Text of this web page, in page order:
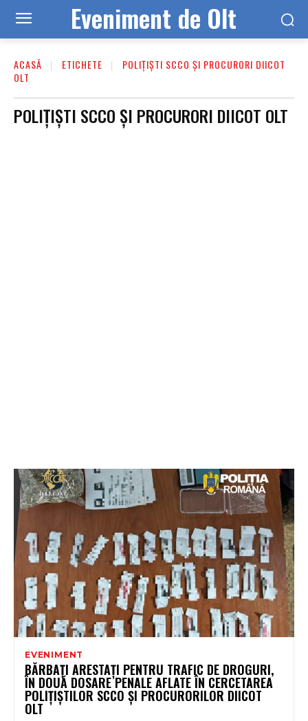
Eveniment de Olt
ACASĂ ETICHETE
POLIȚIȘTI SCCO ȘI PROCURORI DIICOT
OLT
POLIȚIȘTI SCCO ȘI PROCURORI DIICOT OLT
EVENIMENT
BĂRBAȚI ARESTAȚI PENTRU TRAFIC DE DROGURI,
ÎN DOUĂ DOSARE PENALE AFLATE ÎN CERCETAREA
POLIȚIȘTILOR SCCO ȘI PROCURORILOR DIICOT
OLT